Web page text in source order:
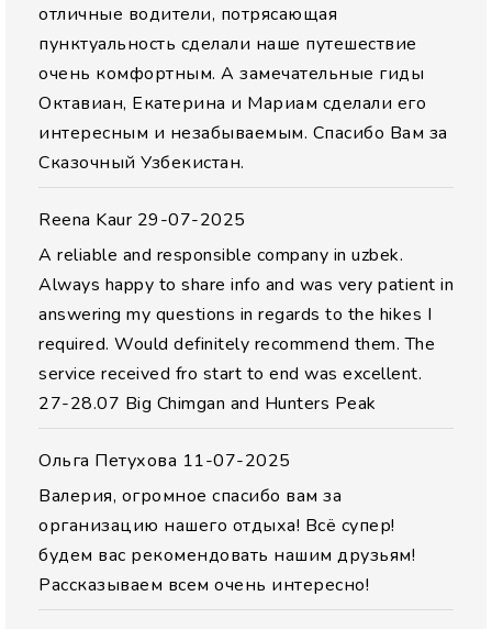
отличные водители, потрясающая
пунктуальность сделали наше путешествие
очень комфортным. А замечательные гиды
Октавиан, Екатерина и Мариам сделали его
интересным и незабываемым. Спасибо Вам за
Сказочный Узбекистан.
Reena Kaur 29-07-2025
A reliable and responsible company in uzbek.
Always happy to share info and was very patient in
answering my questions in regards to the hikes I
required. Would definitely recommend them. The
service received fro start to end was excellent.
27-28.07 Big Chimgan and Hunters Peak
Ольга Петухова 11-07-2025
Валерия, огромное спасибо вам за
организацию нашего отдыха! Всё супер!
будем вас рекомендовать нашим друзьям!
Рассказываем всем очень интересно!